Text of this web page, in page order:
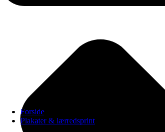
Forside
Plakater & lærredsprint